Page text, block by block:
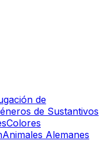
de
de Sustantivos
Colores
Animales Alemanes